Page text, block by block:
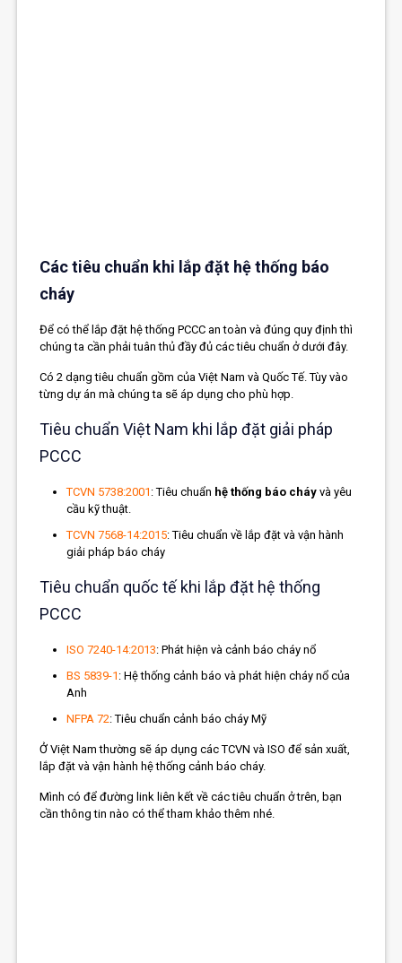
Các tiêu chuẩn khi lắp đặt hệ thống báo
cháy
Để có thể lắp đặt hệ thống PCCC an toàn và đúng quy định thì
chúng ta cần phải tuân thủ đầy đủ các tiêu chuẩn ở dưới đây.
Có 2 dạng tiêu chuẩn gồm của Việt Nam và Quốc Tế. Tùy vào
từng dự án mà chúng ta sẽ áp dụng cho phù hợp.
Tiêu chuẩn Việt Nam khi lắp đặt giải pháp
PCCC
TCVN 5738:2001 : Tiêu chuẩn hệ thống báo cháy và yêu
cầu kỹ thuật.
TCVN 7568-14:2015: Tiêu chuẩn về lắp đặt và vận hành
giải pháp báo cháy
Tiêu chuẩn quốc tế khi lắp đặt hệ thống
PCCC
ISO 7240-14:2013: Phát hiện và cảnh báo cháy nổ
BS 5839-1 : Hệ thống cảnh báo và phát hiện cháy nổ của
Anh
NFPA 72: Tiêu chuẩn cảnh báo cháy Mỹ
Ở Việt Nam thường sẽ áp dụng các TCVN và ISO để sản xuất,
lắp đặt và vận hành hệ thống cảnh báo cháy.
Mình có để đường link liên kết về các tiêu chuẩn ở trên, bạn
cần thông tin nào có thể tham khảo thêm nhé.